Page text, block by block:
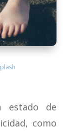
estado de
como